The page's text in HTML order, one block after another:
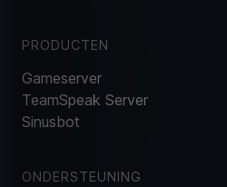
PRODUCTEN
Gameserver
TeamSpeak Server
Sinusbot
ONDERSTEUNING